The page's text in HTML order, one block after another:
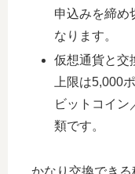
申込みを締め
なります。
仮想通貨と
上限は5,000
ビットコイン
類です。